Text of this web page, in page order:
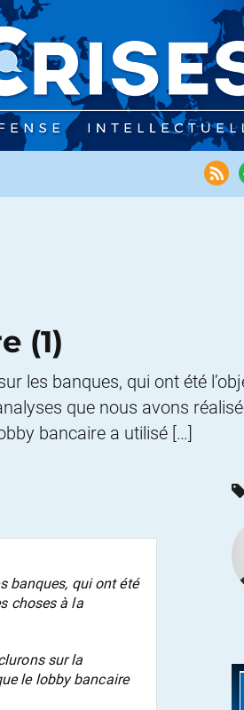
(1)
les banques, qui ont été
que nous avons
bancaire a utilisé […]
banques, qui ont été
choses à la
sur la
le lobby bancaire